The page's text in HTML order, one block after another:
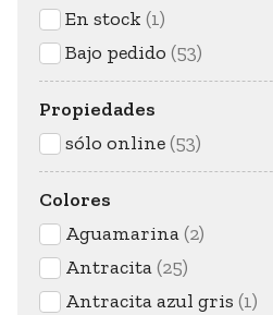
En stock (1)
Bajo pedido (53)
Propiedades
sólo online(53)
Colores
Aguamarina(2)
Antracita(25)
Antracita azul gris (1)